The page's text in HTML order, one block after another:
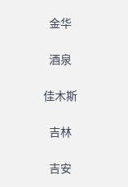
金华
酒泉
佳木斯
吉林
吉安